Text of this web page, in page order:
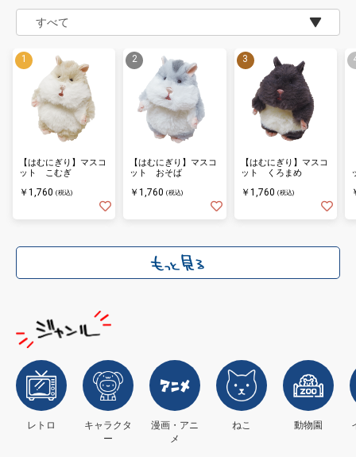
【はむにぎり】マスコ
ット こむぎ
￥1,760 (税込)
【はむにぎり】マスコ
ット おそば
￥1,760 (税込)
【はむにぎり】マスコ
ット くろまめ
￥1,760 (税込)
レトロ
キャラクタ
ー
漫画・アニ
メ
ねこ 動物園